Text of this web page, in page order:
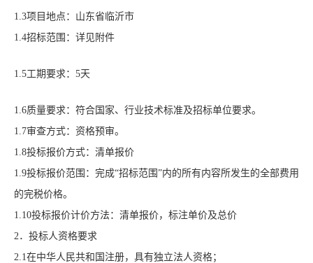
1.3项目地点：山东省临沂市
1.4招标范围： 详见附件
1.5工期要求： 5天
1.6质量要求：符合国家、行业技术标准及招标单位要求。
1.7审查方式：资格预审。
1.8投标报价方式：清单报价
1.9投标报价范围：完成“招标范围”内的所有内容所发生的全部费用
的完税价格。
1.10投标报价计价方法：清单报价，标注单价及总价
2．投标人资格要求
2.1在中华人民共和国注册，具有独立法人资格；